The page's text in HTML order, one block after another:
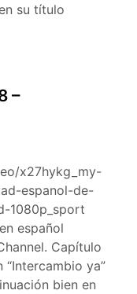
su título
–
x27hykg_my-
espanol-de-
1080p_sport
español
Capítulo
ya”
bien en